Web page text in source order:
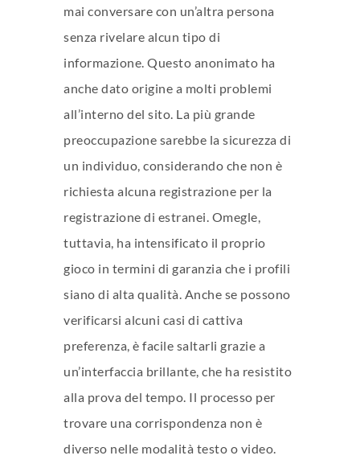
mai conversare con un’altra persona
senza rivelare alcun tipo di
informazione. Questo anonimato ha
anche dato origine a molti problemi
all’interno del sito. La più grande
preoccupazione sarebbe la sicurezza di
un individuo, considerando che non è
richiesta alcuna registrazione per la
registrazione di estranei. Omegle,
tuttavia, ha intensificato il proprio
gioco in termini di garanzia che i profili
siano di alta qualità. Anche se possono
verificarsi alcuni casi di cattiva
preferenza, è facile saltarli grazie a
un’interfaccia brillante, che ha resistito
alla prova del tempo. Il processo per
trovare una corrispondenza non è
diverso nelle modalità testo o video.